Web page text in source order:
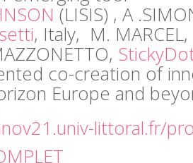
(LISIS) , A
, Italy, M. MARCEL,
co-creation of
Europe and
littoral.fr/